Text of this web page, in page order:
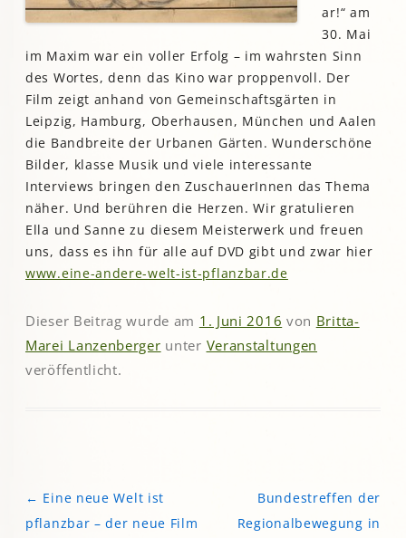
ar!“ am
30. Mai
im Maxim war ein voller Erfolg – im wahrsten Sinn
des Wortes, denn das Kino war proppenvoll. Der
Film zeigt anhand von Gemeinschaftsgärten in
Leipzig, Hamburg, Oberhausen, München und Aalen
die Bandbreite der Urbanen Gärten. Wunderschöne
Bilder, klasse Musik und viele interessante
Interviews bringen den ZuschauerInnen das Thema
näher. Und berühren die Herzen. Wir gratulieren
Ella und Sanne zu diesem Meisterwerk und freuen
uns, dass es ihn für alle auf DVD gibt und zwar hier
www.eine-andere-welt-ist-pflanzbar.de
Dieser Beitrag wurde am 1. Juni 2016 von Britta-
Marei Lanzenberger unter Veranstaltungen
veröffentlicht.
Beitragsnavigation
← Eine neue Welt ist
pflanzbar – der neue Film
Bundestreffen der
Regionalbewegung in